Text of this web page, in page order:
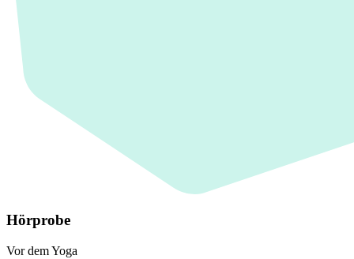
Hörprobe
Vor dem Yoga